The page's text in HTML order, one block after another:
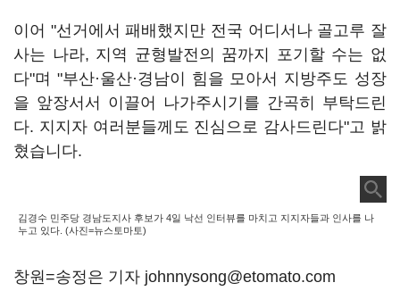
이어 "선거에서 패배했지만 전국 어디서나 골고루 잘
사는 나라, 지역 균형발전의 꿈까지 포기할 수는 없
다"며 "부산·울산·경남이 힘을 모아서 지방주도 성장
을 앞장서서 이끌어 나가주시기를 간곡히 부탁드린
다. 지지자 여러분들께도 진심으로 감사드린다"고 밝
혔습니다.
김경수 민주당 경남도지사 후보가 4일 낙선 인터뷰를 마치고 지지자들과 인사를 나
누고 있다. (사진=뉴스토마토)
창원=송정은 기자 johnnysong@etomato.com